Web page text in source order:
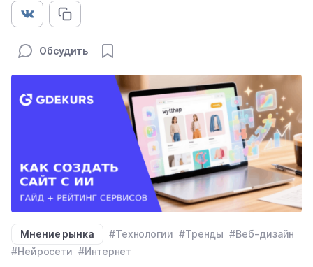
Обсудить
Мнение рынка #Технологии #Тренды #Веб-дизайн
#Нейросети #Интернет